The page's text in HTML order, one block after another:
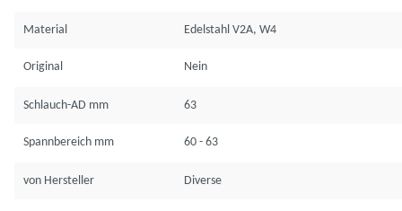
Material Edelstahl V2A, W4
Original Nein
Schlauch-AD mm 63
Spannbereich mm 60 - 63
von Hersteller Diverse